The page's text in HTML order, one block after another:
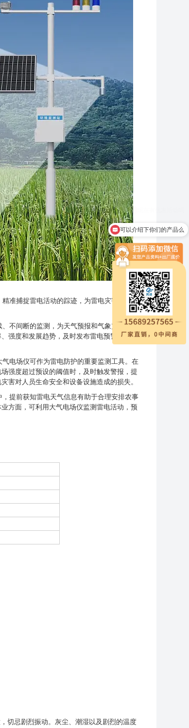
准捕捉雷电活动的踪迹，为雷电灾害的防范
不间断的监测，为天气预报和气象灾害预警
强度和发展趋势，及时发布雷电预警信号，
电场仪可作为雷电防护的重要监测工具。在
强度超过预设的阈值时，及时触发警报，提
害对人员生命安全和设备设施造成的损失。
提前获知雷电天气信息有助于合理安排农事
方面，可利用大气电场仪监测雷电活动，预
切忌剧烈振动。灰尘、潮湿以及剧烈的温度
可以介绍下你们的产品么